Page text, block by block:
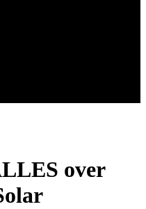
over